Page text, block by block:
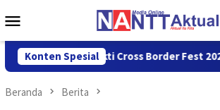
ke
Mobile
Konten Spesial
Garuda Sakti Cross Border Fest 2026
Beranda Berita